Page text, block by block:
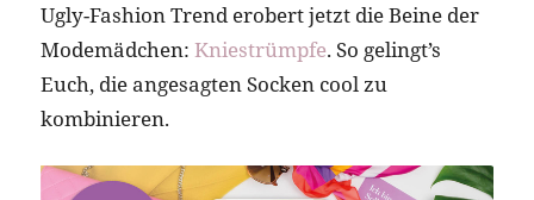
Ugly-Fashion Trend erobert jetzt die Beine der
Modemädchen: Kniestrümpfe. So gelingt’s
Euch, die angesagten Socken cool zu
kombinieren.